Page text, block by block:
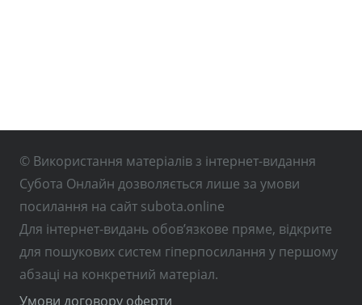
© Використання матеріалів з інтернет-видання
Субота Онлайн дозволяється лише за умови
посилання на сайт subota.online
Для інтернет-видань обов’язкове пряме, відкрите
для пошукових систем гіперпосилання у першому
абзаці на конкретний матеріал.
Умови договору оферти